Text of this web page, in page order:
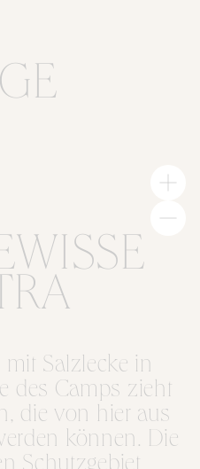
Salzlecke in
des Camps zieht
die von hier aus
können. Die